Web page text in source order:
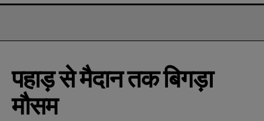
पहाड़ से मैदान तक बिगड़ा
मौसम